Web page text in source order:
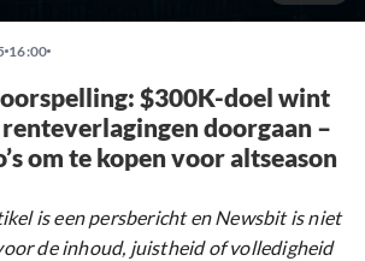
16:00
$300K-doel wint
doorgaan –
om te kopen voor altseason
is een persbericht en Newsbit is niet
de inhoud, juistheid of volledigheid